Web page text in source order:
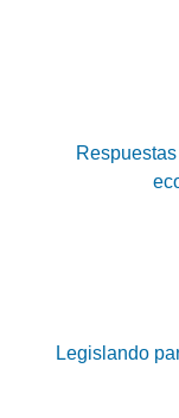
Legislando